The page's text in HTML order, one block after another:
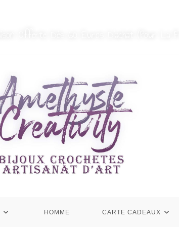
HOMME CARTE CADEAUX